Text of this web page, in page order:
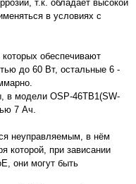
т.к. обладает высокой
в условиях с
обеспечивают
до 60 Вт, остальные 6 -
в модели OSP-46TB1(SW-
7 Ач.
неуправляемым, в нём
которой, при зависании
они могут быть